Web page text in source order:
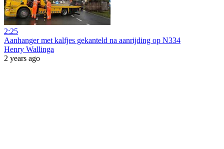
2:25
Aanhanger met kalfjes gekanteld na aanrijding op N334
Henry Wallinga
2 years ago